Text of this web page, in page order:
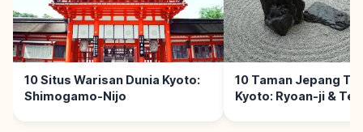
10 Situs Warisan Dunia Kyoto:
Shimogamo-Nijo
10 Taman Jepang
Kyoto: Ryoan-ji &